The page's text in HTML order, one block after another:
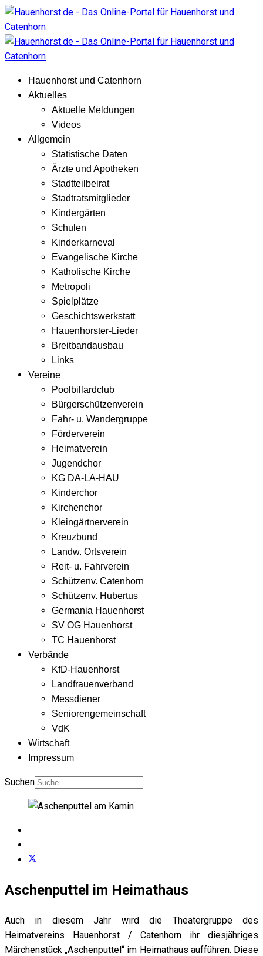
Hauenhorst und Catenhorn
Aktuelles
Aktuelle Meldungen
Videos
Allgemein
Statistische Daten
Ärzte und Apotheken
Stadtteilbeirat
Stadtratsmitglieder
Kindergärten
Schulen
Kinderkarneval
Evangelische Kirche
Katholische Kirche
Metropoli
Spielplätze
Geschichtswerkstatt
Hauenhorster-Lieder
Breitbandausbau
Links
Vereine
Poolbillardclub
Bürgerschützenverein
Fahr- u. Wandergruppe
Förderverein
Heimatverein
Jugendchor
KG DA-LA-HAU
Kinderchor
Kirchenchor
Kleingärtnerverein
Kreuzbund
Landw. Ortsverein
Reit- u. Fahrverein
Schützenv. Catenhorn
Schützenv. Hubertus
Germania Hauenhorst
SV OG Hauenhorst
TC Hauenhorst
Verbände
KfD-Hauenhorst
Landfrauenverband
Messdiener
Seniorengemeinschaft
VdK
Wirtschaft
Impressum
Suchen
Aschenputtel im Heimathaus
Auch in diesem Jahr wird die Theatergruppe des
Heimatvereins Hauenhorst / Catenhorn ihr diesjähriges
Märchenstück „Aschenputtel“ im Heimathaus aufführen. Diese